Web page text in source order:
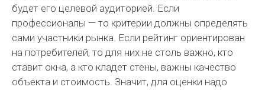
будет его целевой аудиторией. Если
профессионалы — то критерии должны определять
сами участники рынка. Если рейтинг ориентирован
на потребителей, то для них не столь важно, кто
ставит окна, а кто кладет стены, важны качество
объекта и стоимость. Значит, для оценки надо